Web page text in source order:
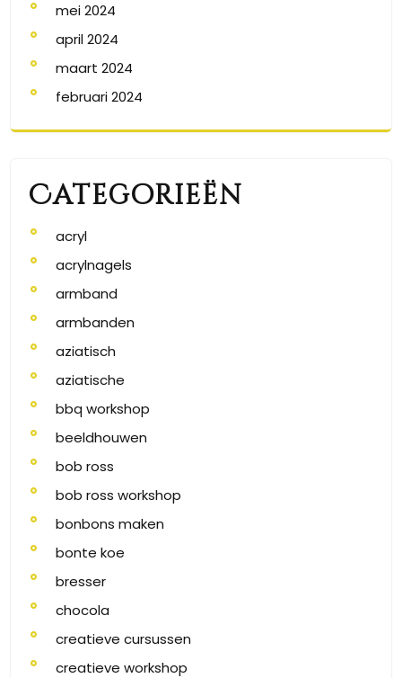
mei 2024
april 2024
maart 2024
februari 2024
Categorieën
acryl
acrylnagels
armband
armbanden
aziatisch
aziatische
bbq workshop
beeldhouwen
bob ross
bob ross workshop
bonbons maken
bonte koe
bresser
chocola
creatieve cursussen
creatieve workshop